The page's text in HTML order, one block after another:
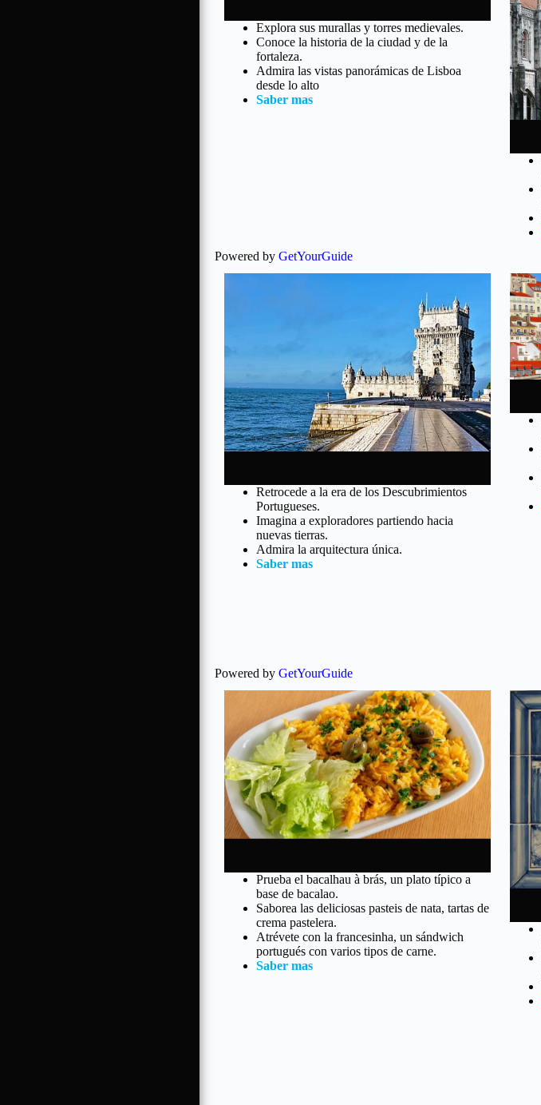
Explora sus murallas y torres medievales.
Conoce la historia de la ciudad y de la
fortaleza.
Admira las vistas panorámicas de Lisboa
desde lo alto
Saber mas
Powered by GetYourGuide
Retrocede a la era de los Descubrimientos
Portugueses.
Imagina a exploradores partiendo hacia
nuevas tierras.
Admira la arquitectura única.
Saber mas
Powered by GetYourGuide
Prueba el bacalhau à brás, un plato típico a
base de bacalao.
Saborea las deliciosas pasteis de nata, tartas de
crema pastelera.
Atrévete con la francesinha, un sándwich
portugués con varios tipos de carne.
Saber mas